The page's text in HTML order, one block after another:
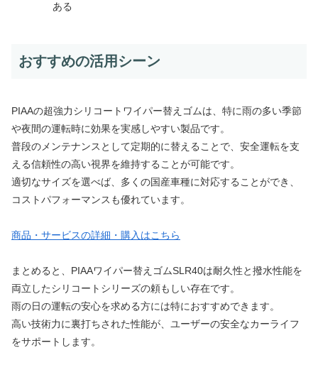
ある
おすすめの活用シーン
PIAAの超強力シリコートワイパー替えゴムは、特に雨の多い季節
や夜間の運転時に効果を実感しやすい製品です。
普段のメンテナンスとして定期的に替えることで、安全運転を支
える信頼性の高い視界を維持することが可能です。
適切なサイズを選べば、多くの国産車種に対応することができ、
コストパフォーマンスも優れています。
商品・サービスの詳細・購入はこちら
まとめると、PIAAワイパー替えゴムSLR40は耐久性と撥水性能を
両立したシリコートシリーズの頼もしい存在です。
雨の日の運転の安心を求める方には特におすすめできます。
高い技術力に裏打ちされた性能が、ユーザーの安全なカーライフ
をサポートします。